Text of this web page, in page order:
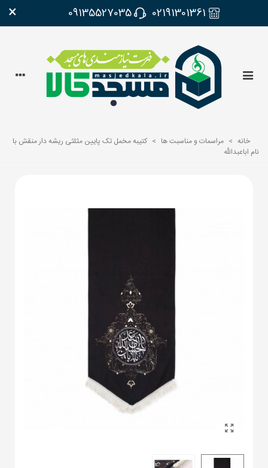
02191301361
09135527035
×
خانه > مراسمات و مناسبت ها > کتیبه مخمل تک پایین مثلثی ریشه دار منقش با
نام اباعبدالله